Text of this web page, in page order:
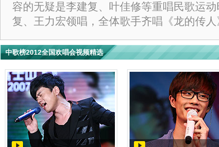
容的无疑是李建复、叶佳修等重唱民歌运
复、王力宏领唱，全体歌手齐唱《龙的传
中歌榜2012全国欢唱会视频精选